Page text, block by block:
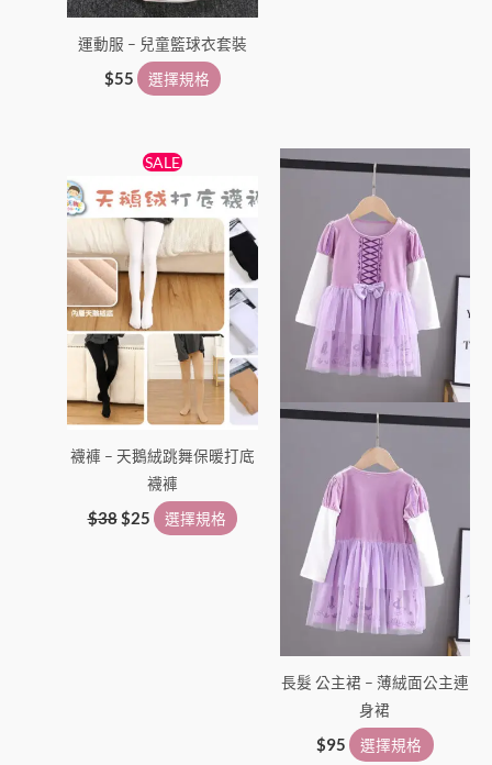
運動服 – 兒童籃球衣套裝
$55 選擇規格
SALE
襪褲 – 天鵝絨跳舞保暖打底
襪褲
$38
價
格：
$38。
$25
目
前
價
格：
$25。
選擇規格
產
品
有
多
種
款
式。
可
在
品
面
長髮 公主裙 – 薄絨面公主連
身裙
$95 選擇規格
種
款
式。
可
在
選
擇